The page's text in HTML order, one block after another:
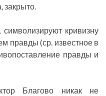
закрыто.
кривизну
правды (ср. известное в
правды и
Благово никак не